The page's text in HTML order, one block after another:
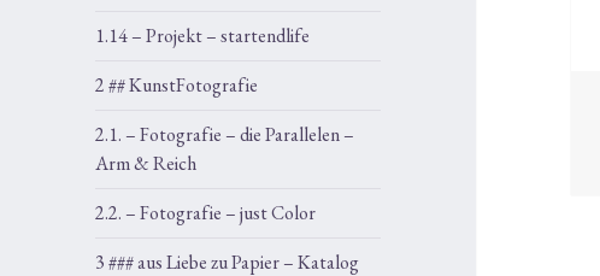
1.14 – Projekt – startendlife
2 ## KunstFotografie
2.1. – Fotografie – die Parallelen –
Arm & Reich
2.2. – Fotografie – just Color
3 ### aus Liebe zu Papier – Katalog